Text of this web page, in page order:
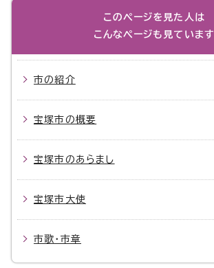
このページを見た人は
こんなページも見ています
市の紹介
宝塚市の概要
宝塚市のあらまし
宝塚市大使
市歌・市章